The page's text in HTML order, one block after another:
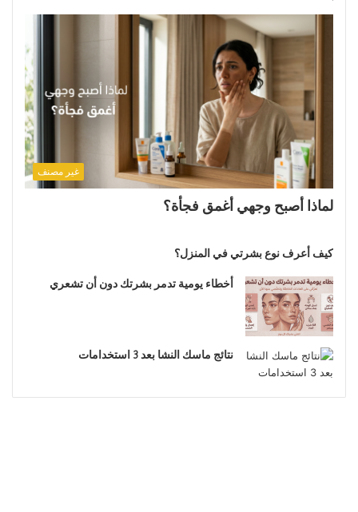
غير مصنف
لماذا أصبح وجهي أغمق فجأة؟
كيف أعرف نوع بشرتي في المنزل؟
أخطاء يومية تدمر بشرتك دون أن تشعري
نتائج ماسك النشا بعد 3 استخدامات